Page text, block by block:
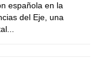
española en la
del Eje, una